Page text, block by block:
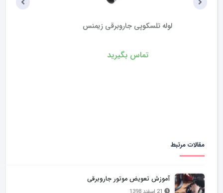
زانویی فابریک جاروبرقی دوو
مقالات مرتبط
آموزش تعویض موتور جاروبرقی